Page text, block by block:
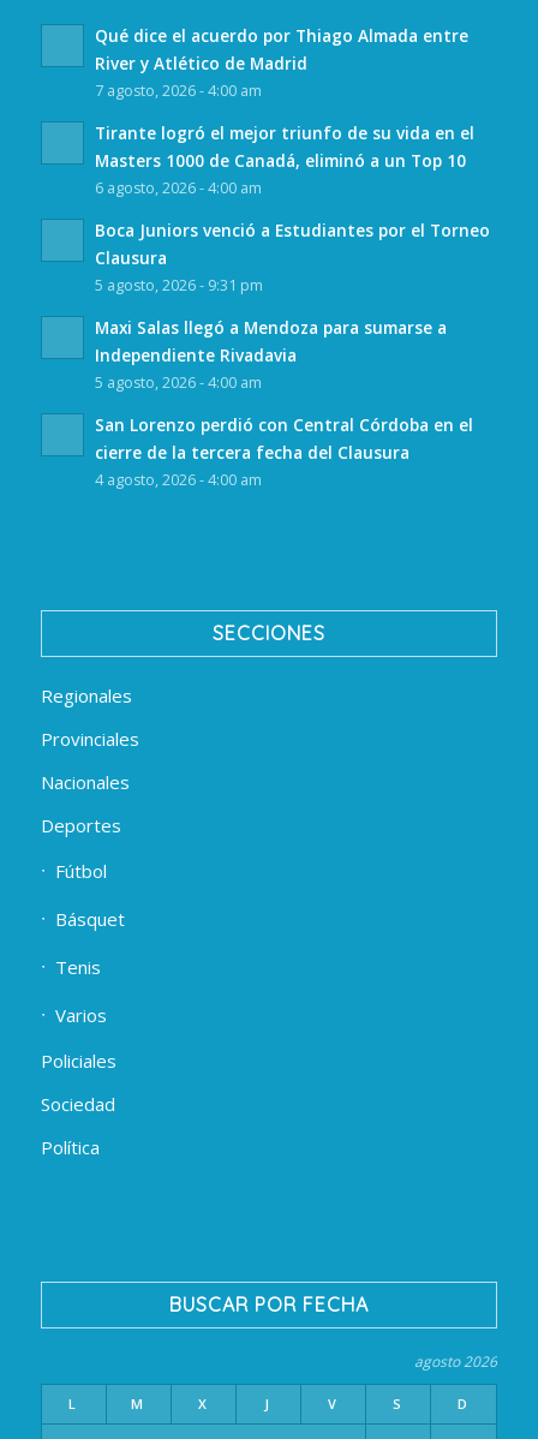
Qué dice el acuerdo por Thiago Almada entre
River y Atlético de Madrid
7 agosto, 2026 - 4:00 am
Tirante logró el mejor triunfo de su vida en el
Masters 1000 de Canadá, eliminó a un Top 10
6 agosto, 2026 - 4:00 am
Boca Juniors venció a Estudiantes por el Torneo
Clausura
5 agosto, 2026 - 9:31 pm
Maxi Salas llegó a Mendoza para sumarse a
Independiente Rivadavia
5 agosto, 2026 - 4:00 am
San Lorenzo perdió con Central Córdoba en el
cierre de la tercera fecha del Clausura
4 agosto, 2026 - 4:00 am
SECCIONES
Regionales
Provinciales
Nacionales
Deportes
Fútbol
Básquet
Tenis
Varios
Policiales
Sociedad
Política
BUSCAR POR FECHA
agosto 2026
L M X J V S D